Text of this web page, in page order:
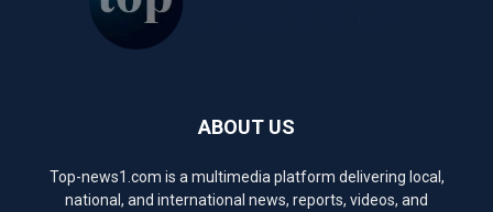
ABOUT US
Top-news1.com is a multimedia platform delivering local,
national, and international news, reports, videos, and